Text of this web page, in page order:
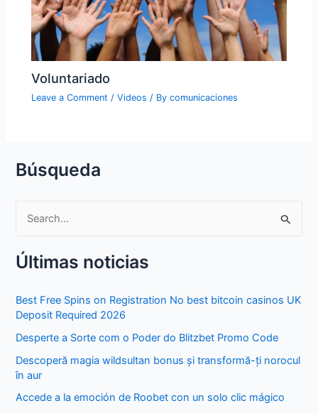
Voluntariado
Leave a Comment /Videos / Bycomunicaciones
Búsqueda
a
c
f
o
Últimas noticias
Best Free Spins on Registration No best bitcoin casinos UK
Deposit Required 2026
Desperte a Sorte com o Poder do Blitzbet Promo Code
Descoperă magia wildsultan bonus și transformă-ți norocul
în aur
Accede a la emoción de Roobet con un solo clic mágico